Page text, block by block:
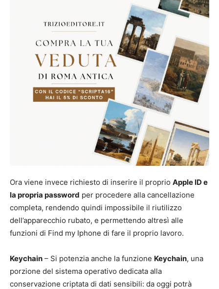
Ora viene invece richiesto di inserire il proprio Apple ID e
la propria password per procedere alla cancellazione
completa, rendendo quindi impossibile il riutilizzo
dell’apparecchio rubato, e permettendo altresì alle
funzioni di Find my Iphone di fare il proprio lavoro.
Keychain – Si potenzia anche la funzione Keychain, una
porzione del sistema operativo dedicata alla
conservazione criptata di dati sensibili: da oggi potrà